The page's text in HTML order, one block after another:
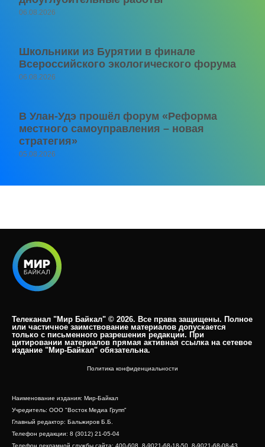
06.08.2026
Школьники из Бурятии в финале
Всероссийского экологического форума
06.08.2026
В Улан-Удэ прошёл форум «Реформа
местного самоуправления – новая
стратегия»
05.08.2026
Телеканал "Мир Байкал" © 2026. Все права защищены. Полное
или частичное заимствование материалов допускается
только с письменного разрешения редакции. При
цитировании материалов прямая активная ссылка на сетевое
издание "Мир-Байкал" обязательна.​
Политика конфиденциальности
Наименование издания: Мир-Байкал
Учредитель: ООО "Восток Медиа Групп"
Главный редактор: Бальжиров Б.Б.
Телефон редакции: 8 (3012) 21-05-04
Телефон рекламной службы сайта: 400-608, 8-9021-68-18-50, 8-9021-68-08-43